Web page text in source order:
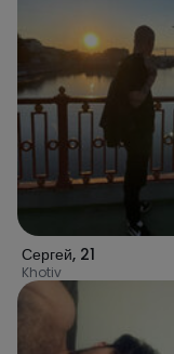
Сергей, 21
Khotiv